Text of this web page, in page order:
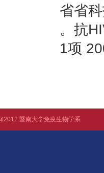
省省
。抗
1项
暨南大学免疫生物学系